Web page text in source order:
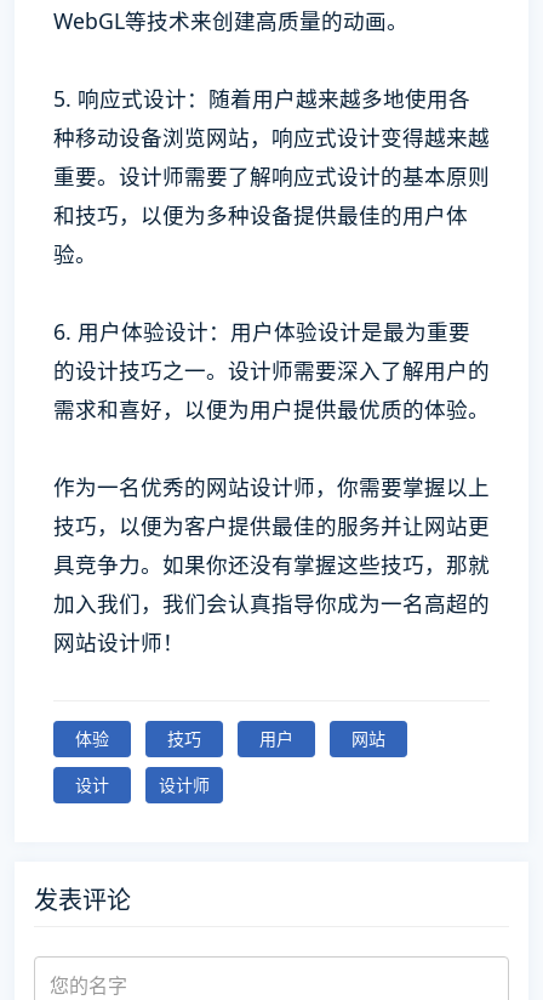
WebGL等技术来创建高质量的动画。
5. 响应式设计：随着用户越来越多地使用各
种移动设备浏览网站，响应式设计变得越来越
重要。设计师需要了解响应式设计的基本原则
和技巧，以便为多种设备提供最佳的用户体
验。
6. 用户体验设计：用户体验设计是最为重要
的设计技巧之一。设计师需要深入了解用户的
需求和喜好，以便为用户提供最优质的体验。
作为一名优秀的网站设计师，你需要掌握以上
技巧，以便为客户提供最佳的服务并让网站更
具竞争力。如果你还没有掌握这些技巧，那就
加入我们，我们会认真指导你成为一名高超的
网站设计师！
体验 技巧 用户
网站
设计
设计师
发表评论